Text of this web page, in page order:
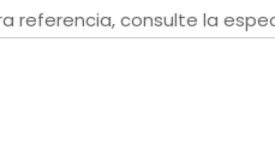
referencia, consulte la